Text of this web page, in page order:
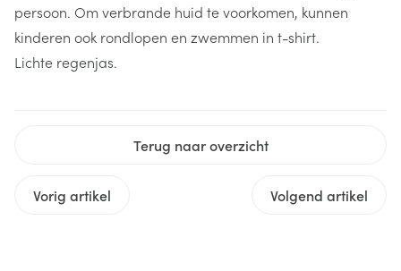
persoon. Om verbrande huid te voorkomen, kunnen
kinderen ook rondlopen en zwemmen in t-shirt.
Lichte regenjas.
Terug naar overzicht
Vorig artikel Volgend artikel